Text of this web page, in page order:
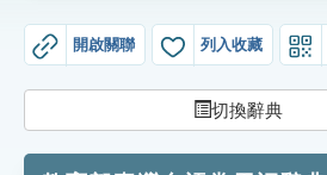
生字詞彙表
開啟關聯 列入收藏
切換辭典